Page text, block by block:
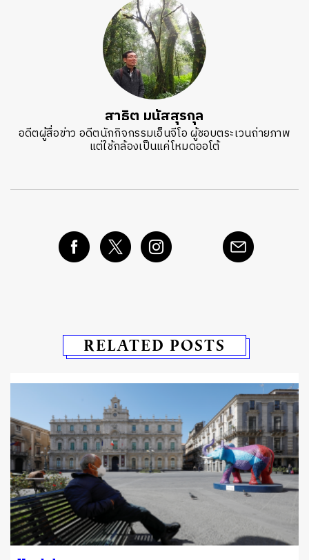
สาธิต มนัสสุรกุล
อดีตผู้สื่อข่าว อดีตนักกิจกรรมเอ็นจีโอ ผู้ชอบตระเวนถ่ายภาพ
แต่ใช้กล้องเป็นแค่โหมดออโต้
RELATED POSTS